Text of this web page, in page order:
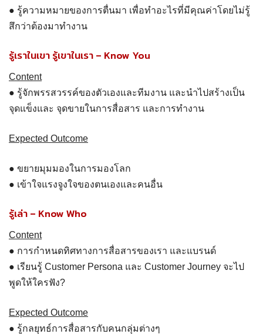
● รู้ความหมายของการตื่นมา เพื่อทำอะไรที่มีคุณค่าโดยไม่รู้
สึกว่าต้องมาทำงาน
รู้เราในเขา รู้เขาในเรา – Know You
Content
● รู้จักพรรสวรรค์ของตัวเองและทีมงาน และนำไปสร้างเป็น
จุดแข็งและ จุดขายในการสื่อสาร และการทำงาน
Expected Outcome
● ขยายมุมมองในการมองโลก
● เข้าใจแรงจูงใจของตนเองและคนอื่น
รู้เล่า – Know Who
Content
● การกำหนดทิศทางการสื่อสารของเรา และแบรนด์
● เรียนรู้ Customer Persona และ Customer Journey จะไป
พูดให้ใครฟัง?
Expected Outcome
● รู้กลยุทธ์การสื่อสารกับคนกลุ่มต่างๆ